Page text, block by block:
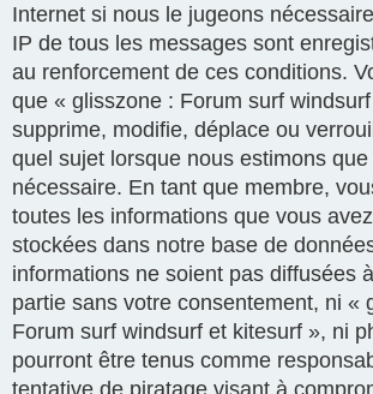
Internet si nous le jugeons
IP de tous les messages sont
au renforcement de ces conditions.
que « glisszone : Forum surf
supprime, modifie, déplace ou
quel sujet lorsque nous estimons
nécessaire. En tant que membre,
toutes les informations que vous
stockées dans notre base de
informations ne soient pas diffusées
partie sans votre consentement, ni «
Forum surf windsurf et kitesurf », ni
pourront être tenus comme